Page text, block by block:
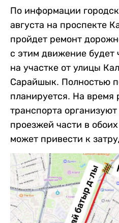
По информации
августа на проспекте
пройдет ремонт
с этим движение будет
на участке от улицы
Сарайшык. Полностью
планируется. На время
транспорта
проезжей части в
может привести к